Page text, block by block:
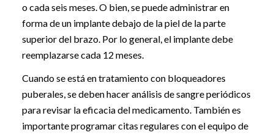
o cada seis meses. O bien, se puede administrar en
forma de un implante debajo de la piel de la parte
superior del brazo. Por lo general, el implante debe
reemplazarse cada 12 meses.
Cuando se está en tratamiento con bloqueadores
puberales, se deben hacer análisis de sangre periódicos
para revisar la eficacia del medicamento. También es
importante programar citas regulares con el equipo de